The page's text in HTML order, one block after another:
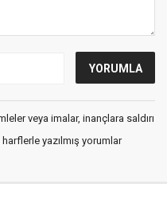
veya imalar, inançlara saldırı
yazılmış yorumlar